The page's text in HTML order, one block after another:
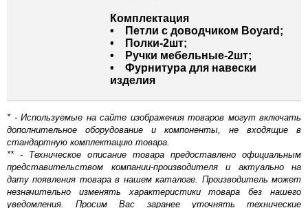
Комплектация
• Петли с доводчиком Boyard;
• Полки-2шт;
• Ручки мебельные-2шт;
• Фурнитура для навески
изделия
* - Используемые на сайте изображения товаров могут включать
дополнительное оборудование и компоненты, не входящие в
стандартную комплектацию товара.
** - Техническое описание товара предоставлено официальным
представительством компании-производителя и актуально на
дату появления товара в нашем каталоге. Производитель может
незначительно изменять характеристики товара без нашего
уведомления. Просим Вас заранее уточнять технические